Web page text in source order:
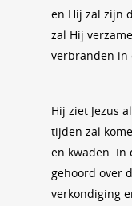
en Hij zal zijn
zal Hij
verbranden in
Hij ziet Jezus
tijden zal
en kwaden. In
gehoord over
verkondiging